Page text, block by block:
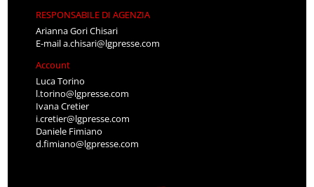
RESPONSABILE DI AGENZIA
Arianna Gori Chisari
E-maila.chisari@lgpresse.com
Account
Luca Torino
l.torino@lgpresse.com
Ivana Cretier
i.cretier@lgpresse.com
Daniele Fimiano
d.fimiano@lgpresse.com